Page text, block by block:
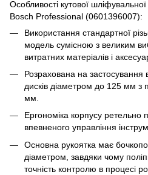
Особливості кутової
Bosch Professional (0601396007):
Використання стандартної
модель сумісною з великим
витратних матеріалів і
Розрахована на застосування
дисків діаметром до 125 мм з
мм.
Ергономіка корпусу ретельно
впевненого управління
Основна рукоятка має
діаметром, завдяки чому
точність контролю в процесі